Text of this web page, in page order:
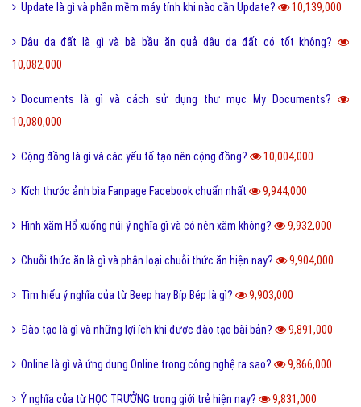
Update là gì và phần mềm máy tính khi nào cần Update? 10,139,000
Dâu da đất là gì và bà bầu ăn quả dâu da đất có tốt không?
10,082,000
Documents là gì và cách sử dụng thư mục My Documents?
10,080,000
Cộng đồng là gì và các yếu tố tạo nên cộng đồng? 10,004,000
Kích thước ảnh bìa Fanpage Facebook chuẩn nhất 9,944,000
Hình xăm Hổ xuống núi ý nghĩa gì và có nên xăm không? 9,932,000
Chuỗi thức ăn là gì và phân loại chuỗi thức ăn hiện nay? 9,904,000
Tìm hiểu ý nghĩa của từ Beep hay Bíp Bép là gì? 9,903,000
Đào tạo là gì và những lợi ích khi được đào tạo bài bản? 9,891,000
Online là gì và ứng dụng Online trong công nghệ ra sao? 9,866,000
Ý nghĩa của từ HỌC TRƯỞNG trong giới trẻ hiện nay? 9,831,000